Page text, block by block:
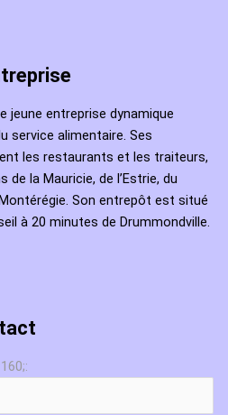
jeune entreprise dynamique
service alimentaire. Ses
les restaurants et les traiteurs,
la Mauricie, de l’Estrie, du
Son entrepôt est situé
à 20 minutes de Drummondville.